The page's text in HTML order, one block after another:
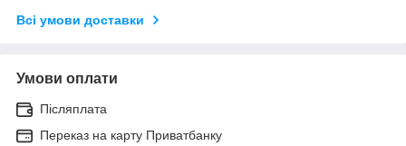
Всі умови доставки
Умови оплати
Післяплата
Переказ на карту Приватбанку